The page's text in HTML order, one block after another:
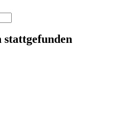
stattgefunden